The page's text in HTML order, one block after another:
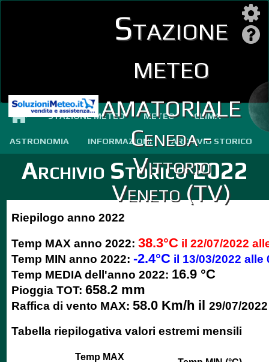
Stazione
meteo
amatoriale
Ceneda -
Vittorio
Veneto (TV)
STAZIONE METEO METEO CLIMA
ASTRONOMIA INFORMAZIONI ARCHIVIO STORICO
Archivio Storico 2022